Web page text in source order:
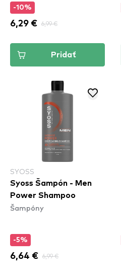
-10%
6,29 € 6,99 €
Pridať
SYOSS
Syoss Šampón - Men
Power Shampoo
Šampóny
-5%
6,64 € 6,99 €